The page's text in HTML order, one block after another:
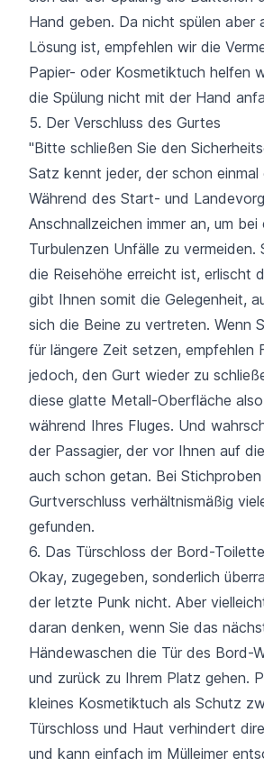
Hand geben. Da nicht spülen aber
Lösung ist, empfehlen wir die
Papier- oder Kosmetiktuch helfen
die Spülung nicht mit der Hand
5. Der Verschluss des Gurtes
"Bitte schließen Sie den
Satz kennt jeder, der schon einmal
Während des Start- und
Anschnallzeichen immer an, um bei
Turbulenzen Unfälle zu vermeiden.
die Reisehöhe erreicht ist, erlischt
gibt Ihnen somit die Gelegenheit,
sich die Beine zu vertreten. Wenn
für längere Zeit setzen, empfehlen
jedoch, den Gurt wieder zu
diese glatte Metall-Oberfläche
während Ihres Fluges. Und
der Passagier, der vor Ihnen auf
auch schon getan. Bei
Gurtverschluss verhältnismäßig
gefunden.
6. Das Türschloss der Bord-Toilette
Okay, zugegeben, sonderlich
der letzte Punk nicht. Aber
daran denken, wenn Sie das
Händewaschen die Tür des Bord-
und zurück zu Ihrem Platz gehen.
kleines Kosmetiktuch als Schutz
Türschloss und Haut verhindert
und kann einfach im Mülleimer